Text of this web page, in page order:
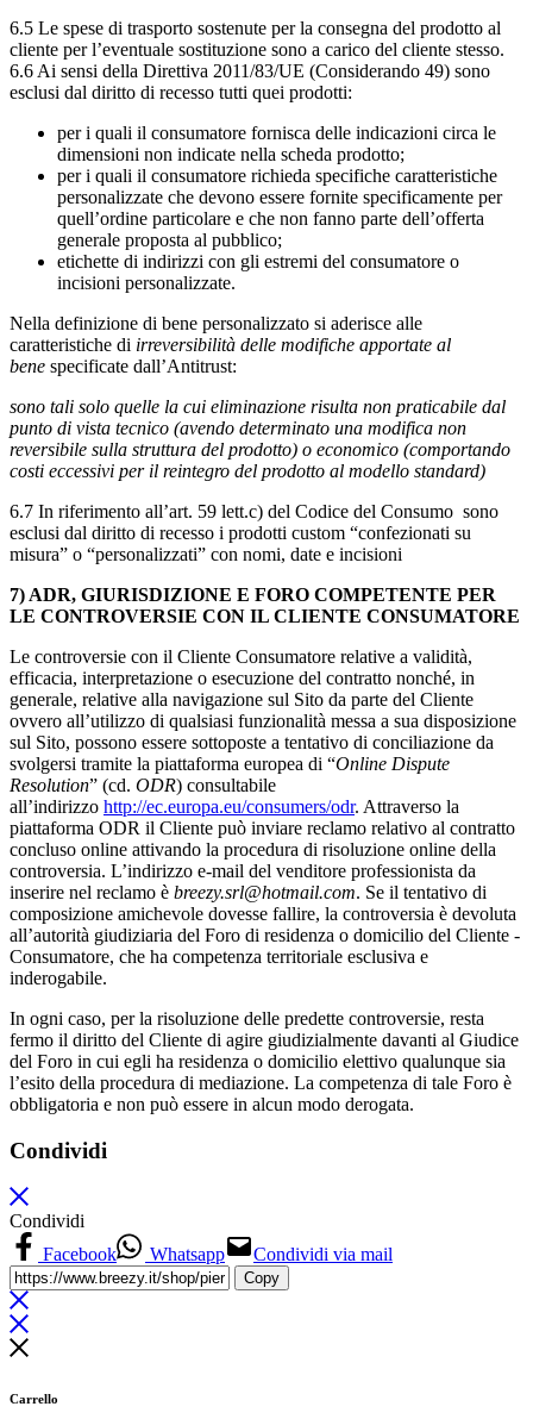
6.5 Le spese di trasporto sostenute per la consegna del prodotto al
cliente per l’eventuale sostituzione sono a carico del cliente stesso.
6.6 Ai sensi della Direttiva 2011/83/UE (Considerando 49) sono
esclusi dal diritto di recesso tutti quei prodotti:
per i quali il consumatore fornisca delle indicazioni circa le
dimensioni non indicate nella scheda prodotto;
per i quali il consumatore richieda specifiche caratteristiche
personalizzate che devono essere fornite specificamente per
quell’ordine particolare e che non fanno parte dell’offerta
generale proposta al pubblico;
etichette di indirizzi con gli estremi del consumatore o
incisioni personalizzate.
Nella definizione di bene personalizzato si aderisce alle
caratteristiche di irreversibilità delle modifiche apportate al
bene specificate dall’Antitrust:
sono tali solo quelle la cui eliminazione risulta non praticabile dal
punto di vista tecnico (avendo determinato una modifica non
reversibile sulla struttura del prodotto) o economico (comportando
costi eccessivi per il reintegro del prodotto al modello standard)
6.7 In riferimento all’art. 59 lett.c) del Codice del Consumo sono
esclusi dal diritto di recesso i prodotti custom “confezionati su
misura” o “personalizzati” con nomi, date e incisioni
7) ADR, GIURISDIZIONE E FORO COMPETENTE PER
LE CONTROVERSIE CON IL CLIENTE CONSUMATORE
Le controversie con il Cliente Consumatore relative a validità,
efficacia, interpretazione o esecuzione del contratto nonché, in
generale, relative alla navigazione sul Sito da parte del Cliente
ovvero all’utilizzo di qualsiasi funzionalità messa a sua disposizione
sul Sito, possono essere sottoposte a tentativo di conciliazione da
svolgersi tramite la piattaforma europea di “Online Dispute
Resolution” (cd. ODR) consultabile
all’indirizzo http://ec.europa.eu/consumers/odr. Attraverso la
piattaforma ODR il Cliente può inviare reclamo relativo al contratto
concluso online attivando la procedura di risoluzione online della
controversia. L’indirizzo e-mail del venditore professionista da
inserire nel reclamo è breezy.srl@hotmail.com. Se il tentativo di
composizione amichevole dovesse fallire, la controversia è devoluta
all’autorità giudiziaria del Foro di residenza o domicilio del Cliente ­
Consumatore, che ha competenza territoriale esclusiva e
inderogabile.
In ogni caso, per la risoluzione delle predette controversie, resta
fermo il diritto del Cliente di agire giudizialmente davanti al Giudice
del Foro in cui egli ha residenza o domicilio elettivo qualunque sia
l’esito della procedura di mediazione. La competenza di tale Foro è
obbligatoria e non può essere in alcun modo derogata.
Condividi
Condividi
Facebook
Whatsapp Condividi via mail
Copy
Carrello